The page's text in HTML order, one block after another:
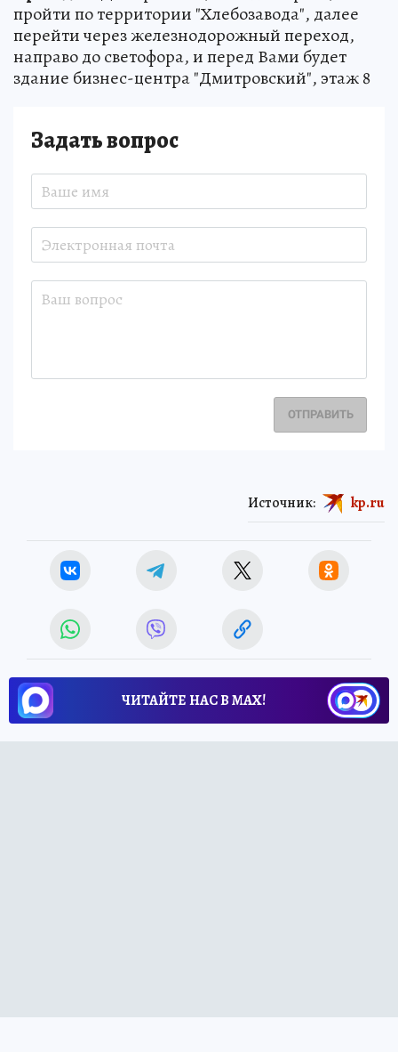
пройти по территории "Хлебозавода", далее
перейти через железнодорожный переход,
направо до светофора, и перед Вами будет
здание бизнес-центра "Дмитровский", этаж 8
Задать вопрос
ОТПРАВИТЬ
Источник: kp.ru
ЧИТАЙТЕ НАС В МАХ!